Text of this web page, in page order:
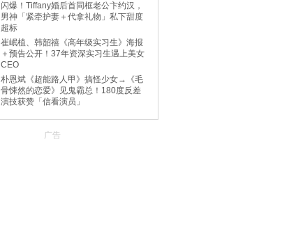
闪爆！Tiffany婚后首同框老公卞约汉，
男神「紧牵护妻＋代拿礼物」私下甜度
超标
崔岷植、韩韶禧《高年级实习生》海报
＋预告公开！37年资深实习生遇上美女
CEO
朴恩斌《超能路人甲》搞怪少女→《毛
骨悚然的恋爱》见鬼霸总！180度反差
演技获赞「信看演员」
广告